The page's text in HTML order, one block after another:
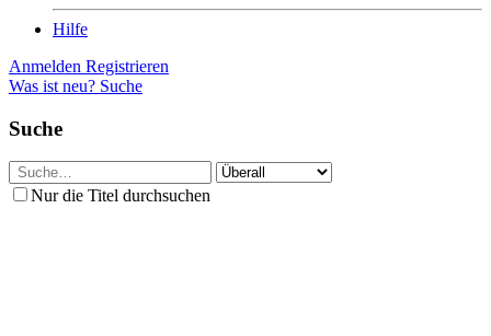
Hilfe
Anmelden Registrieren
Was ist neu? Suche
Suche
Nur die Titel durchsuchen